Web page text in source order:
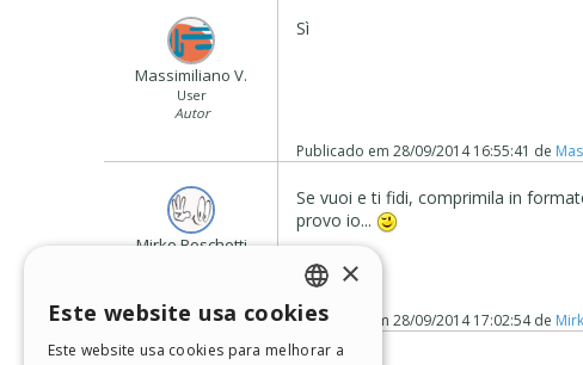
Massimiliano V.
User
Autor
Sì
Publicado em28/09/2014 16:55:41 de
Mirko Boschetti
Se vuoi e ti fidi, comprimila in
provo io...
Publicado em28/09/2014 17:02:54de
ENGLISH
ITALIAN
×
Este website usa cookies
Este website usa cookies para melhorar a